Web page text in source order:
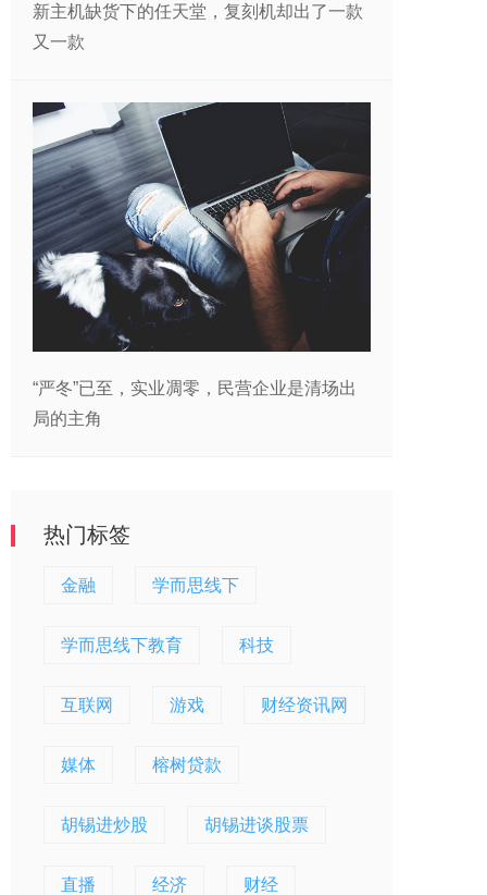
新主机缺货下的任天堂，复刻机却出了一款
又一款
“严冬”已至，实业凋零，民营企业是清场出
局的主角
热门标签
金融 学而思线下
学而思线下教育 科技
互联网 游戏 财经资讯网
媒体 榕树贷款
胡锡进炒股 胡锡进谈股票
直播 经济 财经